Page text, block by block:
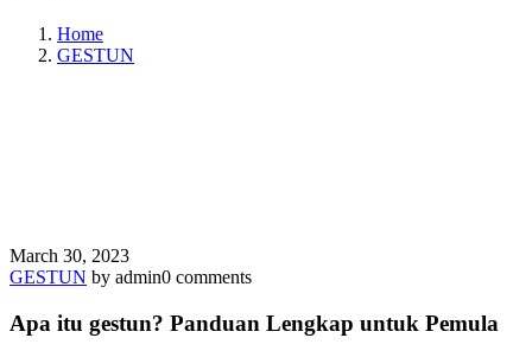
Home
GESTUN
March 30, 2023
GESTUN by admin0 comments
Apa itu gestun? Panduan Lengkap untuk Pemula